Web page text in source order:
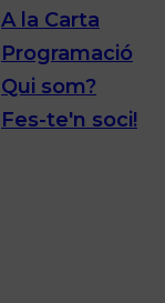
A la Carta
Programació
Qui som?
Fes-te'n soci!